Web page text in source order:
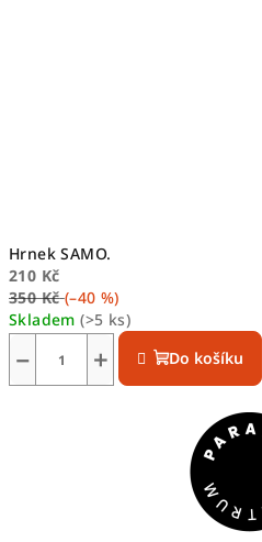
Hrnek SAMO.
210 Kč
350 Kč (–40 %)
Skladem(>5 ks)
+
− Do košíku